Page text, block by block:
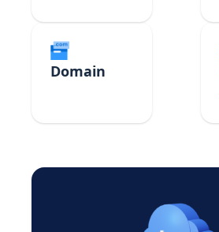
Domain